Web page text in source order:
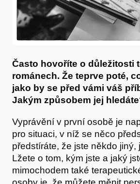
Často hovoříte o důležitosti
románech. Že teprve poté,
jako by se před vámi váš
Jakým způsobem jej
Vyprávění v první osobě je
pro situaci, v níž se něco
předstíráte, že jste někdo jiný,
Lžete o tom, kým jste a jaký
mimochodem také